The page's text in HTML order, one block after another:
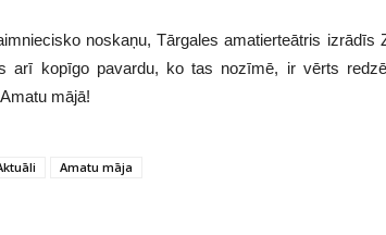
noskaņu, Tārgales amatierteātris
arī kopīgo pavardu, ko tas nozīmē, ir vērts
mājā!
Amatu māja